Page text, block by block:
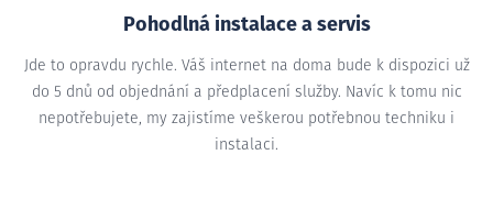
Pohodlná instalace a servis
Jde to opravdu rychle. Váš internet na doma bude k dispozici už
do 5 dnů od objednání a předplacení služby. Navíc k tomu nic
nepotřebujete, my zajistíme veškerou potřebnou techniku i
instalaci.